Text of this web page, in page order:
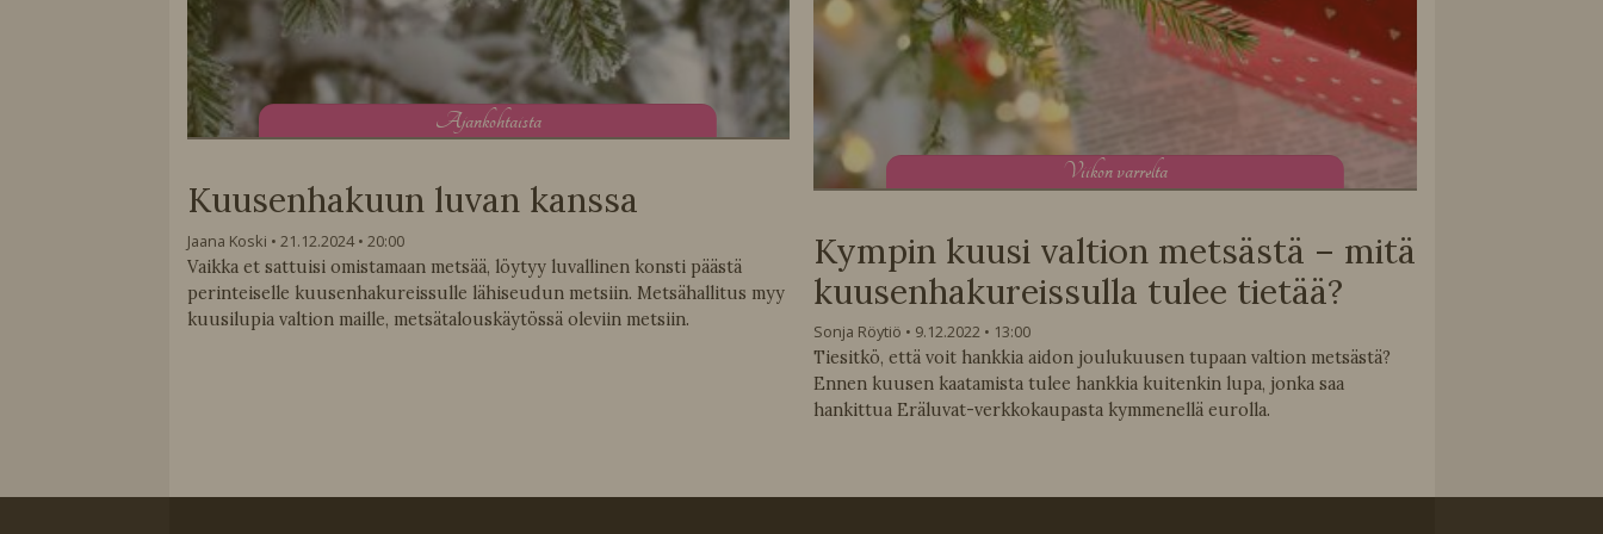
Ajankohtaista
Kuusenhakuun luvan kanssa
Jaana Koski 21.12.2024
20:00
Vaikka et sattuisi omistamaan metsää, löytyy luvallinen konsti päästä
perinteiselle kuusenhakureissulle lähiseudun metsiin. Metsähallitus myy
kuusilupia valtion maille, metsätalouskäytössä oleviin metsiin.
Viikon varrelta
Kympin kuusi valtion metsästä – mitä
kuusenhakureissulla tulee tietää?
Sonja Röytiö 9.12.2022
13:00
Tiesitkö, että voit hankkia aidon joulukuusen tupaan valtion metsästä?
Ennen kuusen kaatamista tulee hankkia kuitenkin lupa, jonka saa
hankittua Eräluvat-verkkokaupasta kymmenellä eurolla.